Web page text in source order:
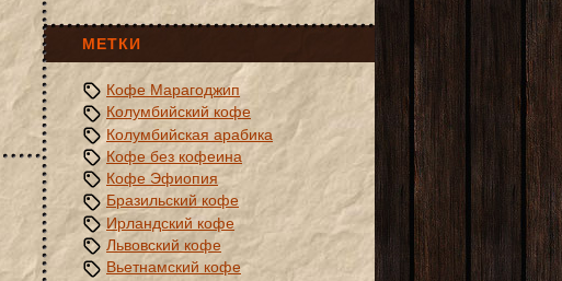
МЕТКИ
Кофе Марагоджип
Колумбийский кофе
Колумбийская арабика
Кофе без кофеина
Кофе Эфиопия
Бразильский кофе
Ирландский кофе
Львовский кофе
Вьетнамский кофе